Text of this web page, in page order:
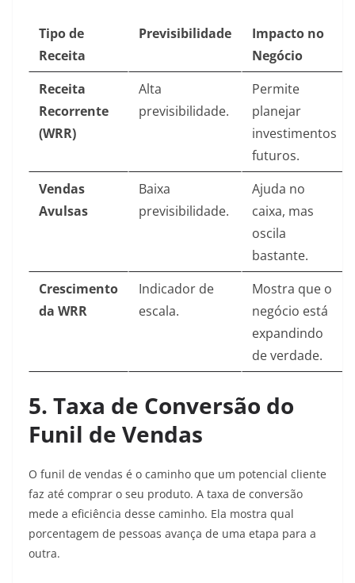
Tipo de
Receita
Previsibilidade
Impacto no
Negócio
Receita
Recorrente
(WRR)
Alta
previsibilidade.
Permite
planejar
investimentos
futuros.
Vendas
Avulsas
Baixa
previsibilidade.
Ajuda no
caixa, mas
oscila
bastante.
Crescimento
da WRR
Indicador de
escala.
Mostra que o
negócio está
expandindo
de verdade.
5. Taxa de Conversão do
Funil de Vendas
O funil de vendas é o caminho que um potencial cliente
faz até comprar o seu produto. A taxa de conversão
mede a eficiência desse caminho. Ela mostra qual
porcentagem de pessoas avança de uma etapa para a
outra.